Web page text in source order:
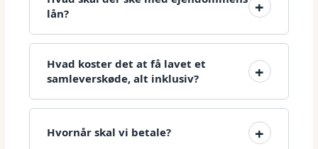
lån?
Hvad koster det at få lavet et
samleverskøde, alt inklusiv?
Hvornår skal vi betale?